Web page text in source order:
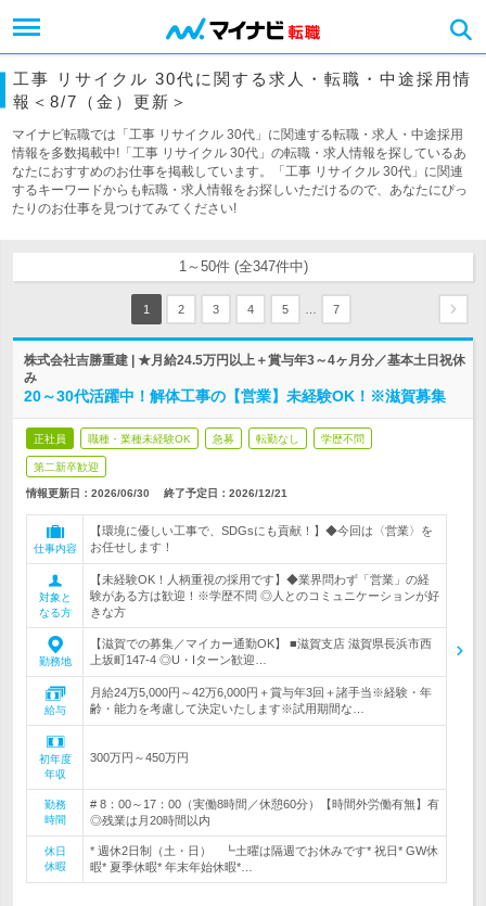
工事 リサイクル 30代に関する求人・転職・中途採用情
報＜8/7（金）更新＞
マイナビ転職では「工事 リサイクル 30代」に関連する転職・求人・中途採用
情報を多数掲載中!「工事 リサイクル 30代」の転職・求人情報を探しているあ
なたにおすすめのお仕事を掲載しています。「工事 リサイクル 30代」に関連
するキーワードからも転職・求人情報をお探しいただけるので、あなたにぴっ
たりのお仕事を見つけてみてください!
1～50件 (全347件中)
1 2 3 4 5 7
株式会社吉勝重建 | ★月給24.5万円以上＋賞与年3～4ヶ月分／基本土日祝休
み
20～30代活躍中！解体工事の【営業】未経験OK！※滋賀募集
正社員 職種・業種未経験OK 急募 転勤なし 学歴不問
第二新卒歓迎
情報更新日：2026/06/30 終了予定日： 2026/12/21
仕事内容
【環境に優しい工事で、SDGsにも貢献！】◆今回は〈営業〉を
お任せします！
対象と
なる方
【未経験OK！人柄重視の採用です】◆業界問わず「営業」の経
験がある方は歓迎！※学歴不問 ◎人とのコミュニケーションが好
きな方
勤務地
【滋賀での募集／マイカー通勤OK】 ■滋賀支店 滋賀県長浜市西
上坂町147‐4 ◎U・Iターン歓迎…
給与
月給24万5,000円～42万6,000円＋賞与年3回＋諸手当※経験・年
齢・能力を考慮して決定いたします※試用期間な…
初年度
年収
300万円～450万円
勤務
時間
# 8：00～17：00（実働8時間／休憩60分）【時間外労働有無】有
◎残業は月20時間以内
休日
休暇
* 週休2日制（土・日） ┗土曜は隔週でお休みです* 祝日* GW休
暇* 夏季休暇* 年末年始休暇*…